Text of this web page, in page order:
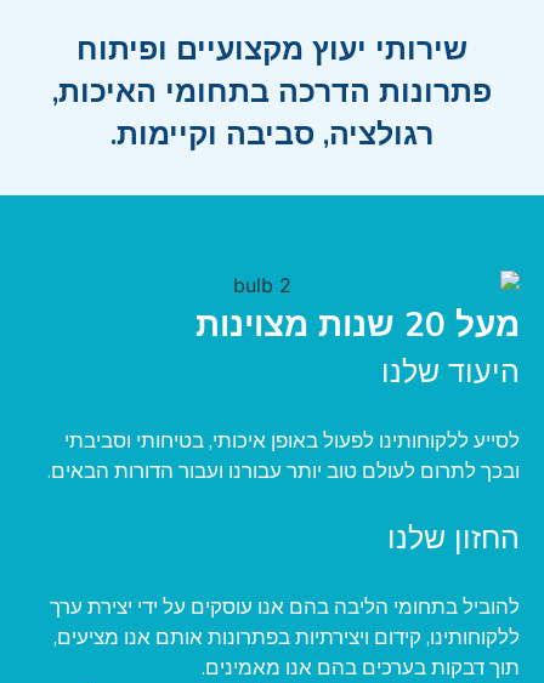
שירותי יעוץ מקצועיים ופיתוח
פתרונות הדרכה בתחומי האיכות,
רגולציה, סביבה וקיימות.
מעל 20 שנות מצוינות
היעוד שלנו
לסייע ללקוחותינו לפעול באופן איכותי, בטיחותי וסביבתי
ובכך לתרום לעולם טוב יותר עבורנו ועבור הדורות הבאים.
החזון שלנו
להוביל בתחומי הליבה בהם אנו עוסקים על ידי יצירת ערך
ללקוחותינו, קידום ויצירתיות בפתרונות אותם אנו מציעים,
תוך דבקות בערכים בהם אנו מאמינים.